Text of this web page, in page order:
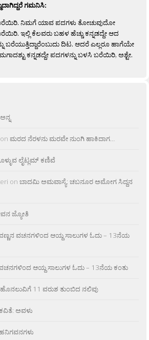
ಗಮನಿಸಿ:
ನಿಮಗೆ ಯಾವ ಪದಗಳು ತೋಚುವುದೋ
ಇಲ್ಲಿ ಕೆಲವರು ಬಹಳ ಹೆಚ್ಚು ಕನ್ನಡದ್ದೇ ಆದ
ಬರೆಯುತ್ತಿದ್ದಾರೆಂಬುದು ದಿಟ. ಆದರೆ ಎಲ್ಲರೂ ಹಾಗೆಯೇ
ಕನ್ನಡದ್ದೇ ಪದಗಳನ್ನು ಬಳಸಿ ಬರೆಯಿರಿ, ಅಶ್ಟೇ.
on ಮರದ ನೆರಳನು ಮರವೇ ನುಂಗಿ ಹಾಕಿದಾಗ…
ಲೈಟ್ಲಮ್ ಕಣಿವೆ
on ಬಾದಮಿ ಅಮವಾಸ್ಯೆ: ಚಬನೂರ ಅಮೋಗ ಸಿದ್ದನ
ಜ್ಯೋತಿ
ವಚನಗಳಿಂದ ಆಯ್ದ ಸಾಲುಗಳ ಓದು – 13ನೆಯ
ಆಯ್ದ ಸಾಲುಗಳ ಓದು – 13ನೆಯ ಕಂತು
ಹೊನಲುವಿಗೆ 11 ವರುಶ ತುಂಬಿದ ನಲಿವು
ಕವಿತೆ: ಅವಳು